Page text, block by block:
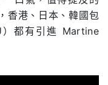
香港、日本、韓國包
）都有引進 Martine